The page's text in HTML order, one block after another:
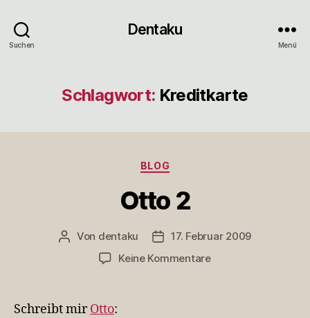
Suchen
Dentaku
Menü
Schlagwort: Kreditkarte
Kategorien
BLOG
Otto 2
Beitragsautor
Von dentaku Veröffentlichungsdatum
17. Februar 2009
Keine Kommentarezu
Schreibt mirOtto: